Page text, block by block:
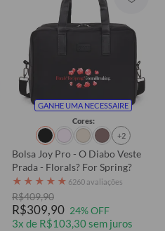
GANHE UMA NECESSAIRE
Cores:
+2
Bolsa Joy Pro - O Diabo Veste
Prada - Florals? For Spring?
★ ★ ★ ★ ★ 6260 avaliações
R$409,90
R$309,90 24% OFF
3x de R$103,30 sem juros